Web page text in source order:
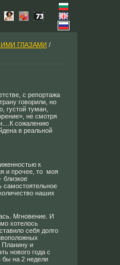
ГЛАЗАМИ /
с репортажа
говорили, но
густой туман,
не смотря
сожалению
в реальной
к
и прочее, то моя
близкое
самостоятельное
наших
Мгновение. И
хотелось
себя долго
Планину и
нового года с
бы на 2 недели